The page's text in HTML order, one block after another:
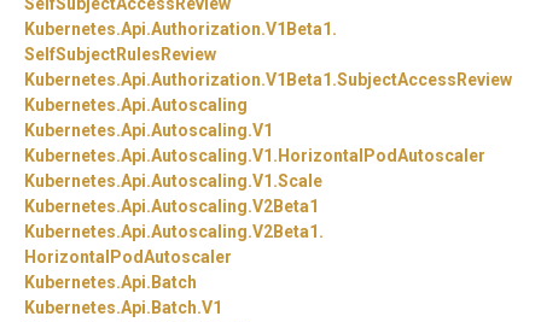
Kubernetes.Api.Authorization.V1Beta1.
SelfSubjectRulesReview
Kubernetes.Api.Authorization.V1Beta1.SubjectAccessReview
Kubernetes.Api.Autoscaling
Kubernetes.Api.Autoscaling.V1
Kubernetes.Api.Autoscaling.V1. HorizontalPodAutoscaler
Kubernetes.Api.Autoscaling.V1.Scale
Kubernetes.Api.Autoscaling.V2Beta1
Kubernetes.Api.Autoscaling.V2Beta1.
HorizontalPodAutoscaler
Kubernetes.Api. Batch
Kubernetes.Api. Batch.V1